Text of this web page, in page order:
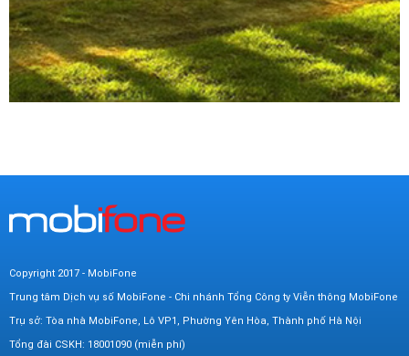
Copyright 2017 - MobiFone
Trung tâm Dịch vụ số MobiFone - Chi nhánh Tổng Công ty Viễn thông MobiFone
Trụ sở: Tòa nhà MobiFone, Lô VP1, Phường Yên Hòa, Thành phố Hà Nội
Tổng đài CSKH: 18001090 (miễn phí)